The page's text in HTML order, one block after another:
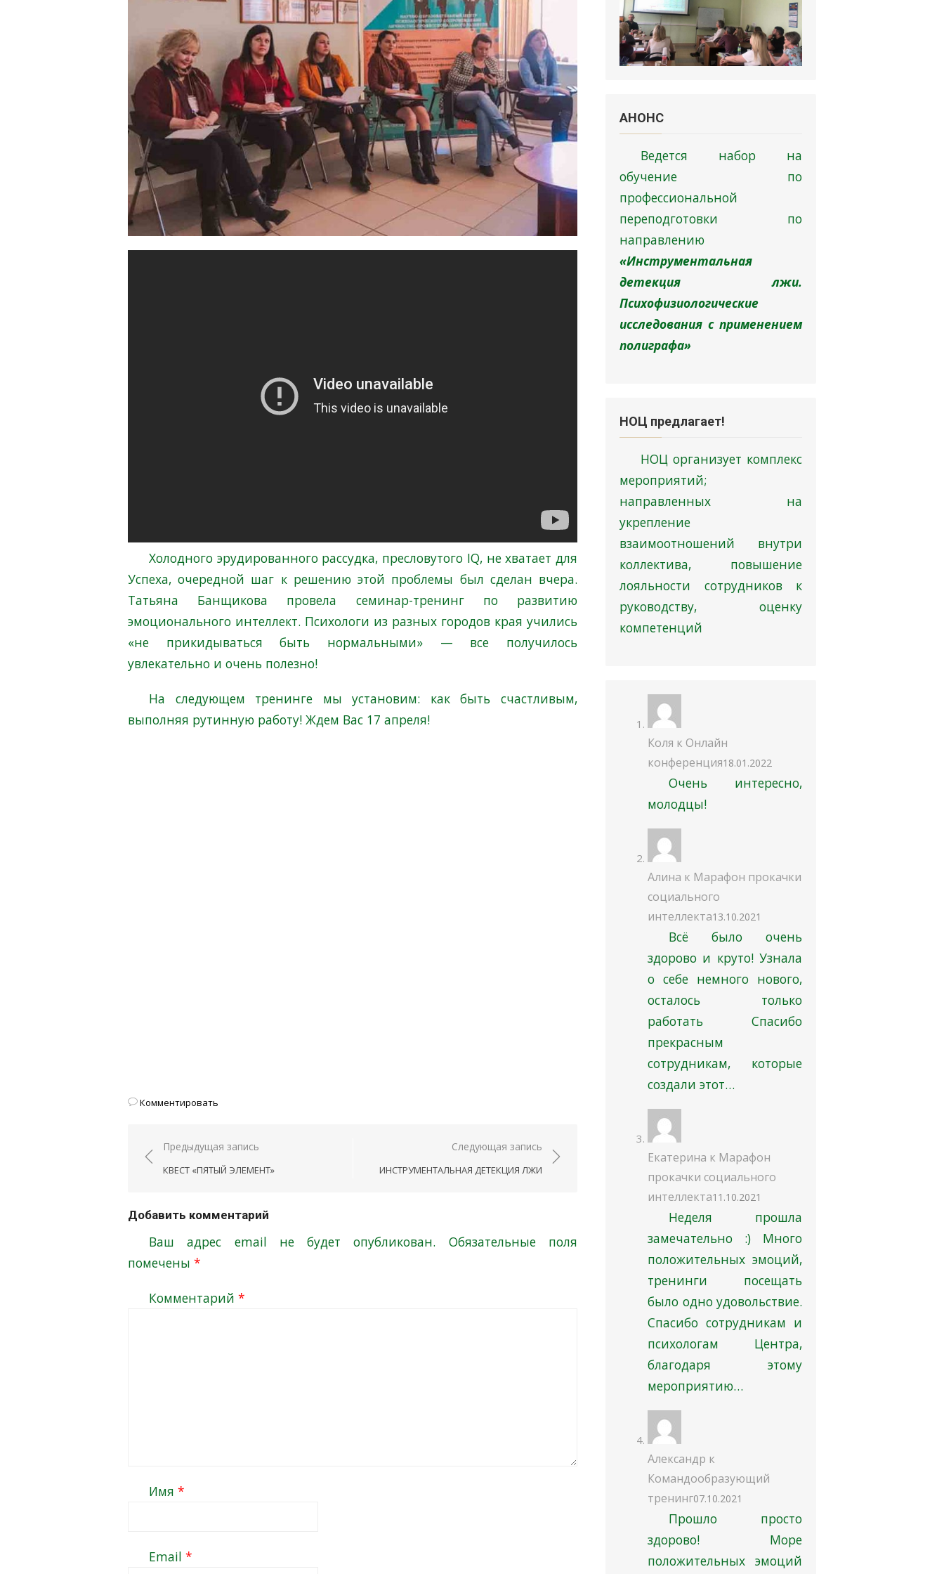
Холодного эрудированного рассудка, пресловутого IQ, не хватает для
Успеха, очередной шаг к решению этой проблемы был сделан вчера.
Татьяна Банщикова провела семинар-тренинг по развитию
эмоционального интеллект. Психологи из разных городов края учились
«не прикидываться быть нормальными» — все получилось
увлекательно и очень полезно!
На следующем тренинге мы установим: как быть счастливым,
выполняя рутинную работу! Ждем Вас 17 апреля!
Комментировать
Навигация
Предыдущая запись
КВЕСТ «ПЯТЫЙ ЭЛЕМЕНТ»
Следующая запись
ИНСТРУМЕНТАЛЬНАЯ ДЕТЕКЦИЯ ЛЖИ
Добавить комментарий
Ваш адрес email не будет опубликован.
Обязательные поля
помечены *
Комментарий *
Имя *
Email *
АНОНC
Ведется набор на
обучение по
профессиональной
переподготовки по
направлению
«Инструментальная
детекция лжи.
Психофизиологические
исследования с применением
полиграфа»
НОЦ предлагает!
НОЦ организует комплекс
мероприятий;
направленных на
укрепление
взаимоотношений внутри
коллектива, повышение
лояльности сотрудников к
руководству, оценку
компетенций
Коля к Онлайн
конференция18.01.2022
Очень интересно,
молодцы!
Алина к Марафон прокачки
социального
интеллекта13.10.2021
Всё было очень
здорово и круто! Узнала
о себе немного нового,
осталось только
работать Спасибо
прекрасным
сотрудникам, которые
создали этот…
Екатерина к Марафон
прокачки социального
интеллекта11.10.2021
Неделя прошла
замечательно :) Много
положительных эмоций,
тренинги посещать
было одно удовольствие.
Спасибо сотрудникам и
психологам Центра,
благодаря этому
мероприятию…
Александр к
Командообразующий
тренинг07.10.2021
Прошло просто
здорово! Море
положительных эмоций